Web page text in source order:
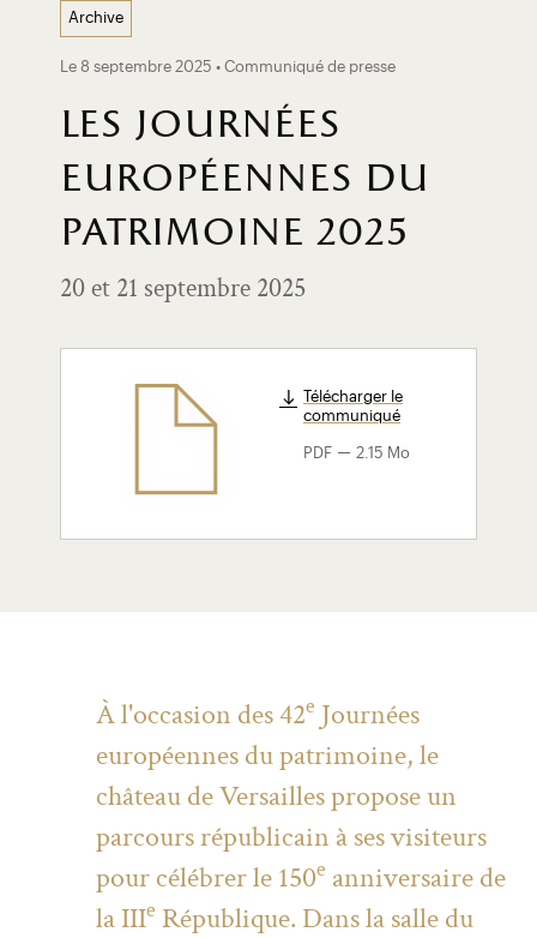
Archive
Le 8 septembre 2025 • Communiqué de presse
les journées
européennes du
patrimoine 2025
20 et 21 septembre 2025
Télécharger le
communiqué
PDF 2.15 Mo
À l'occasion des 42e Journées
européennes du patrimoine, le
château de Versailles propose un
parcours républicain à ses visiteurs
pour célébrer le 150e anniversaire de
la IIIe République. Dans la salle du